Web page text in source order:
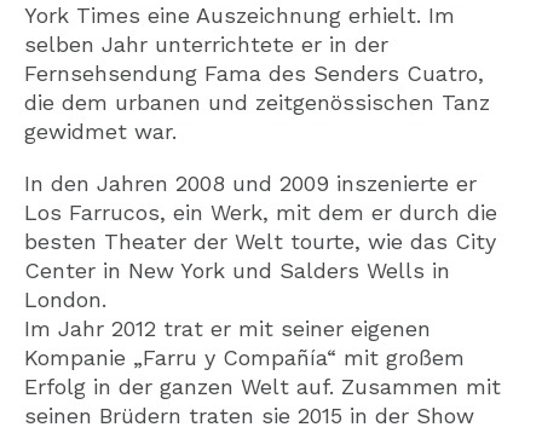
York Times eine Auszeichnung erhielt. Im
selben Jahr unterrichtete er in der
Fernsehsendung Fama des Senders Cuatro,
die dem urbanen und zeitgenössischen Tanz
gewidmet war.
In den Jahren 2008 und 2009 inszenierte er
Los Farrucos, ein Werk, mit dem er durch die
besten Theater der Welt tourte, wie das City
Center in New York und Salders Wells in
London.
Im Jahr 2012 trat er mit seiner eigenen
Kompanie „Farru y Compañía“ mit großem
Erfolg in der ganzen Welt auf. Zusammen mit
seinen Brüdern traten sie 2015 in der Show